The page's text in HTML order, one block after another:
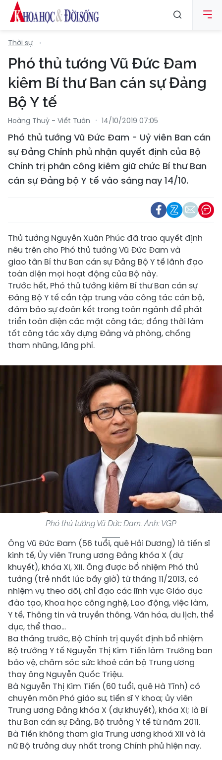
Thời sự
Phó thủ tướng Vũ Đức Đam
kiêm Bí thư Ban cán sự Đảng
Bộ Y tế
Hoàng Thuỳ - Viết Tuân 14/10/2019 07:05
Phó thủ tướng Vũ Đức Đam - Uỷ viên Ban cán
sự Đảng Chính phủ nhận quyết định của Bộ
Chính trị phân công kiêm giữ chức Bí thư Ban
cán sự Đảng bộ Y tế vào sáng nay 14/10.
Thủ tướng Nguyễn Xuân Phúc đã trao quyết định
nêu trên cho Phó thủ tướng Vũ Đức Đam và
giao tân Bí thư Ban cán sự Đảng Bộ Y tế lãnh đạo
toàn diện mọi hoạt động của Bộ này.
Trước hết, Phó thủ tướng kiêm Bí thư Ban cán sự
Đảng Bộ Y tế cần tập trung vào công tác cán bộ,
đảm bảo sự đoàn kết trong toàn ngành để phát
triển toàn diện các mặt công tác; đồng thời làm
tốt công tác xây dựng Đảng và phòng, chống
tham nhũng, lãng phí.
Phó thủ tướng Vũ Đức Đam. Ảnh: VGP
Ông Vũ Đức Đam (56 tuổi, quê Hải Dương) là tiến sĩ
kinh tế, Ủy viên Trung ương Đảng khóa X (dự
khuyết), khóa XI, XII. Ông được bổ nhiệm Phó thủ
tướng (trẻ nhất lúc bấy giờ) từ tháng 11/2013, có
nhiệm vụ theo dõi, chỉ đạo các lĩnh vực Giáo dục
đào tạo, Khoa học công nghệ, Lao động, việc làm,
Y tế, Thông tin và truyền thông, Văn hóa, du lịch, thể
dục, thể thao...
Ba tháng trước, Bộ Chính trị quyết định bổ nhiệm
Bộ trưởng Y tế Nguyễn Thị Kim Tiến làm Trưởng ban
bảo vệ, chăm sóc sức khoẻ cán bộ Trung ương
thay ông Nguyễn Quốc Triệu.
Bà Nguyễn Thị Kim Tiến (60 tuổi, quê Hà Tĩnh) có
chuyên môn Phó giáo sư, tiến sĩ Y khoa; ủy viên
Trung ương Đảng khóa X (dự khuyết), khóa XI; là Bí
thư Ban cán sự Đảng, Bộ trưởng Y tế từ năm 2011.
Bà Tiến không tham gia Trung ương khoá XII và là
nữ Bộ trưởng duy nhất trong Chính phủ hiện nay.